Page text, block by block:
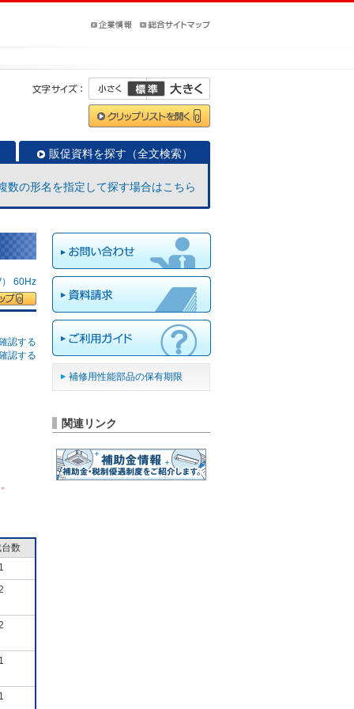
販促資料を探す（全文検索）
数の形名を指定して探す場合はこちら
60Hz
認する
認する
数
1
1
1
補修用性能部品の保有期限
関連リンク